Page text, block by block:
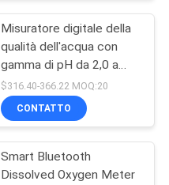
Digital
Misuratore digitale della
qualità dell'acqua con
gamma di pH da 2,0 a
12,0 +/-0,1 PH
Precisione e gamma di
temperatura da 0 a 60,0
$316.40-366.22 MOQ:20
CONTATTO
Smart Bluetooth
Dissolved Oxygen Meter